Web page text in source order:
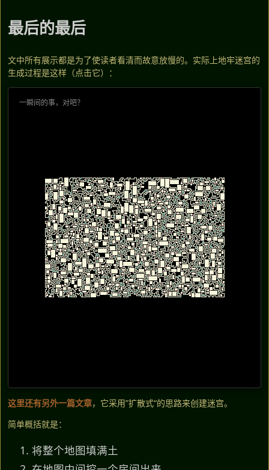
最后的最后
文中所有展示都是为了使读者看清而故意放慢的。实际上地牢迷宫的
生成过程是这样（点击它）：
一瞬间的事，对吧？
这里还有另外一篇文章，它采用”扩散式“的思路来创建迷宫。
简单概括就是：
将整个地图填满土